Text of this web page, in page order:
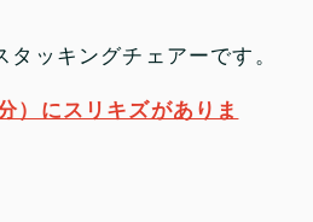
ッキングチェアーです。
）にスリキズがありま